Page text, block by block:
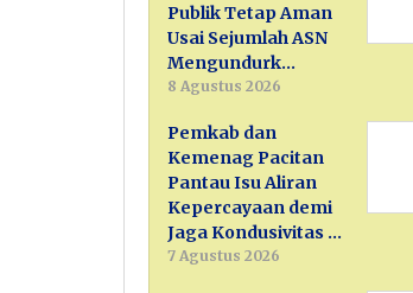
Publik Tetap Aman
Usai Sejumlah ASN
Mengundurk…
8 Agustus 2026
Pemkab dan
Kemenag Pacitan
Pantau Isu Aliran
Kepercayaan demi
Jaga Kondusivitas …
7 Agustus 2026